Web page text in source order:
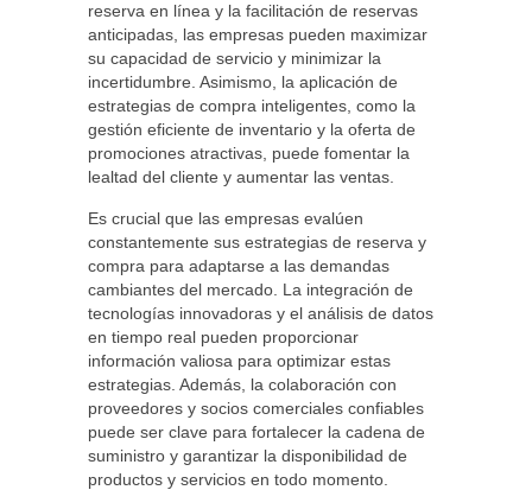
reserva en línea y la facilitación de reservas
anticipadas, las empresas pueden maximizar
su capacidad de servicio y minimizar la
incertidumbre. Asimismo, la aplicación de
estrategias de compra inteligentes, como la
gestión eficiente de inventario y la oferta de
promociones atractivas, puede fomentar la
lealtad del cliente y aumentar las ventas.
Es crucial que las empresas evalúen
constantemente sus estrategias de reserva y
compra para adaptarse a las demandas
cambiantes del mercado. La integración de
tecnologías innovadoras y el análisis de datos
en tiempo real pueden proporcionar
información valiosa para optimizar estas
estrategias. Además, la colaboración con
proveedores y socios comerciales confiables
puede ser clave para fortalecer la cadena de
suministro y garantizar la disponibilidad de
productos y servicios en todo momento.